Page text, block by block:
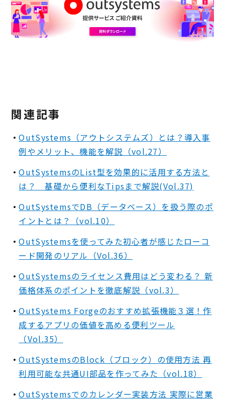
関連記事
OutSystems（アウトシステムズ）とは？導入事
例やメリット、機能を解説（vol.27）
OutSystemsのList型を効果的に活用する方法と
は？ 基礎から便利なTipsまで解説(Vol.37)
OutSystemsでDB（データベース）を扱う際のポ
イントとは？（vol.10）
OutSystemsを使ってみた初心者が感じたローコ
ード開発のリアル（Vol.36）
OutSystemsのライセンス費用はどう変わる？ 新
価格体系のポイントを徹底解説（vol.3）
OutSystems Forgeのおすすめ拡張機能３選！作
成するアプリの価値を高める便利ツール
（Vol.35）
OutSystemsのBlock（ブロック）の使用方法 再
利用可能な共通UI部品を作ってみた（vol.18）
OutSystemsでのカレンダー実装方法 実際に営業